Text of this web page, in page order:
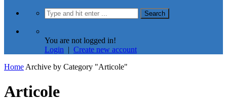
You are not logged in!
Login | Create new account
Home Archive by Category "Articole"
Articole